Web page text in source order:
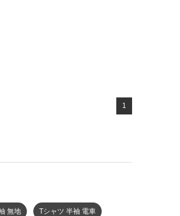
1
無地 Tシャツ 半袖 電車